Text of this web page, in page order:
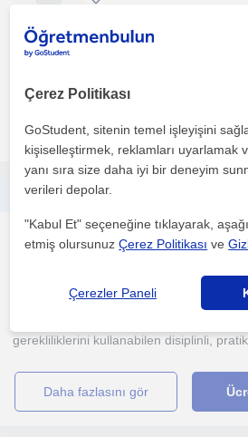
Senin güçlü ve gelişime açık yönlerini
daha fazlasını gör
Takviye
gerekliliklerini kullanabilen disiplinli,
daha fazlasını gör
Çerez Politikası
GoStudent, sitenin temel işleyişini
kişiselleştirmek, reklamları uyarlamak
yanı sıra size daha iyi bir deneyim
verileri depolar.
"Kabul Et" seçeneğine tıklayarak,
etmiş olursunuzÇerez Politikası ve
Çerezler Paneli